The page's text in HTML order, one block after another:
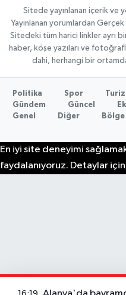
Sitede yayınlanan içerik ve
Yayınlanan yorumlardan
Sitedeki tüm harici linkler ayrı
haber, köşe yazıları ve
dahi, herhangi bir
Politika Spor
Gündem
Güncel
Genel
Diğer Bölge
En iyi site deneyimi
faydalanıyoruz. Detaylar için
16:19